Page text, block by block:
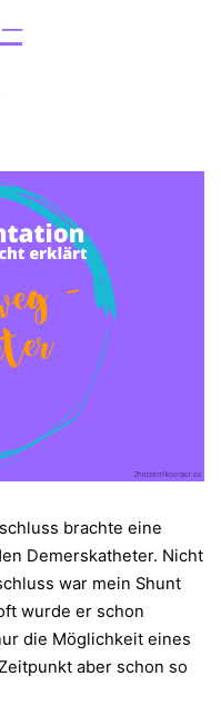
brachte eine
Demerskatheter. Nicht
war mein Shunt
wurde er schon
die Möglichkeit eines
aber schon so